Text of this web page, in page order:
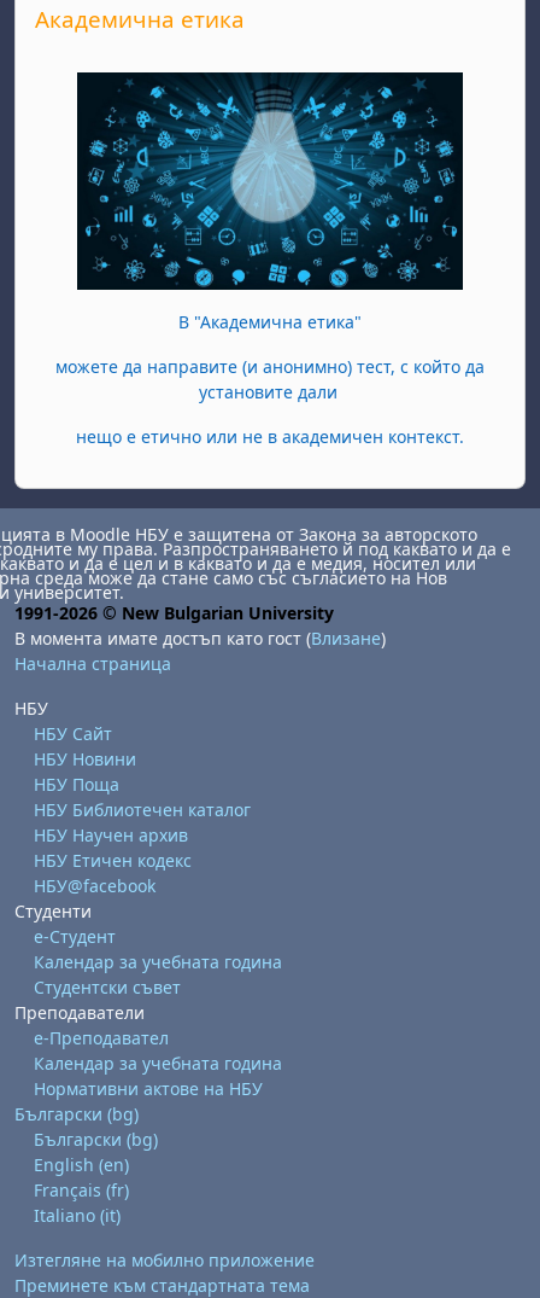
Академична етика
В "Академична етика"
можете да направите (и анонимно) тест, с който да
установите дали
нещо е етично или не в академичен контекст.
в Moodle НБУ е защитена от Закона за авторското
му права. Разпространяването й под каквато и да е
и да е цел и в каквато и да е медия, носител или
среда може да стане само със съгласието на Нов
университет.
1991-2026 © New Bulgarian University
В момента имате достъп като гост (Влизане)
Начална страница
НБУ
НБУ Сайт
НБУ Новини
НБУ Поща
НБУ Библиотечен каталог
НБУ Научен архив
НБУ Етичен кодекс
НБУ@facebook
Студенти
е-Студент
Календар за учебната година
Студентски съвет
Преподаватели
е-Преподавател
Календар за учебната година
Нормативни актове на НБУ
Български ‎(bg)‎
Български ‎(bg)‎
English ‎(en)‎
Français ‎(fr)‎
Italiano ‎(it)‎
Изтегляне на мобилно приложение
Преминете към стандартната тема